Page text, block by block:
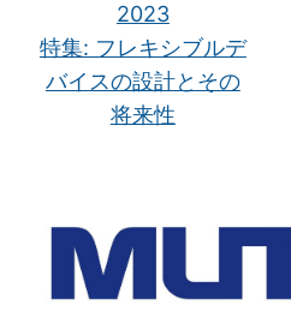
2023
特集: フレキシブルデ
バイスの設計とその
将来性